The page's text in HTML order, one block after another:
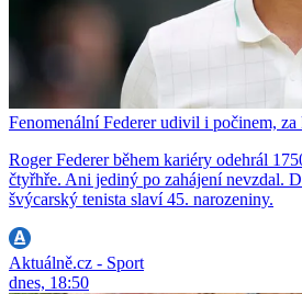
Fenomenální Federer udivil i počinem, za
Roger Federer během kariéry odehrál
čtyřhře. Ani jediný po zahájení nevzdal.
švýcarský tenista slaví 45. narozeniny.
Aktuálně.cz - Sport
dnes, 18:50